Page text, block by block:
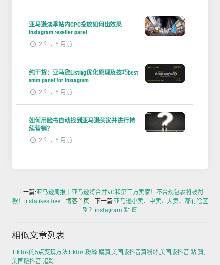
亚马逊淡季站内CPC投放如何出效果
Instagram reseller panel
2 年，5 月前
纯干货：亚马逊Listing优化原理及技巧best
smm panel for Instagram
2 年，5 月前
如何用脸书自动找到亚马逊买家并进行持
续营销？
2 年，5 月前
上一篇:亚马逊周报｜亚马逊将合并VC和第三方卖家！不合规包裹将被罚
款！instalikes free
博客首页 下一篇:亚马逊小卖、中卖、大卖、都有啥区
别？instagram 點 贊
相似文章列表
TikTok的5点变现方法Tiktok 粉絲 購買,美国版抖音買粉絲,美国版抖音 點 贊,
美国版抖音 追踪